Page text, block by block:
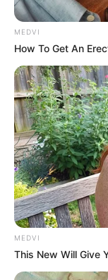
ราศีมีน (14 มีนา
ความรักเสน่ห์แร
ใคร เด็กๆเข้ามา
ความสัมพันธ์ก้าว
กลางเดือน ความ
เปลี่ยนบทบาทมา
อกเข้าใจกัน เป็น
ค่อยได้ดังใจ ต้อ
ข้าง ส่วนคนโสดยั
ชอบซะอย่างนั้น
ราศีเมษ (15 เม
MEDVI
How To Get An
MEDVI
This New Will Give